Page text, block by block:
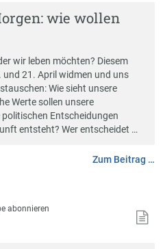
wie wollen
wir leben möchten? Diesem
21. April widmen und uns
Wie sieht unsere
Werte sollen unsere
Entscheidungen
entsteht? Wer entscheidet …
Zum Beitrag …
abonnieren